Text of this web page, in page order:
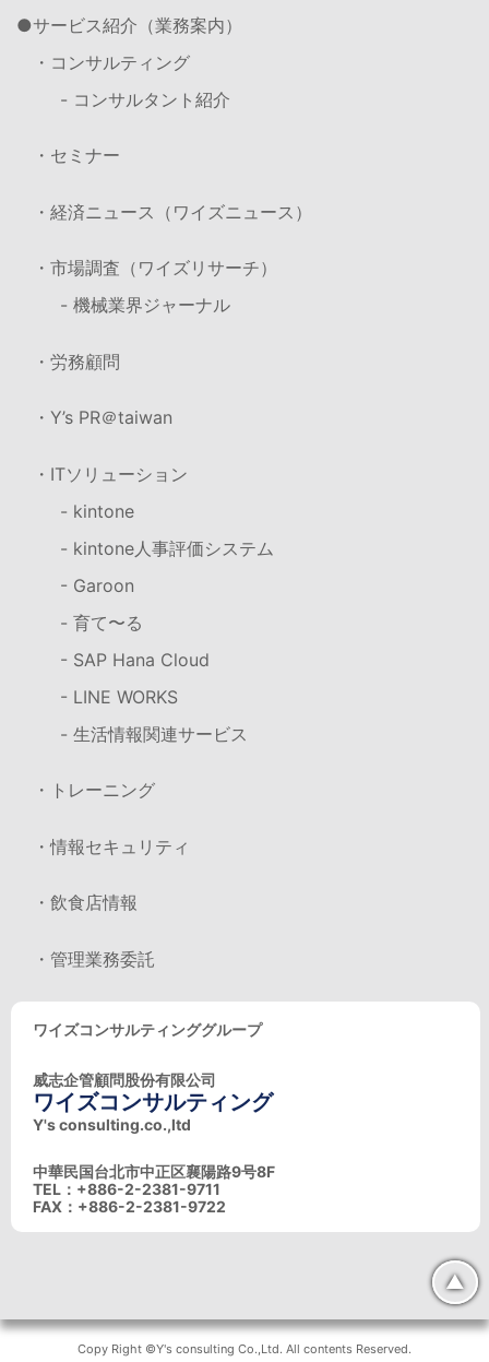
サービス紹介（業務案内）
・コンサルティング
- コンサルタント紹介
・セミナー
・経済ニュース（ワイズニュース）
・市場調査（ワイズリサーチ）
- 機械業界ジャーナル
・労務顧問
・Y’s PR＠taiwan
・ITソリューション
- kintone
- kintone人事評価システム
- Garoon
- 育て〜る
- SAP Hana Cloud
- LINE WORKS
- 生活情報関連サービス
・トレーニング
・情報セキュリティ
・飲食店情報
・管理業務委託
ワイズコンサルティンググループ
威志企管顧問股份有限公司
ワイズコンサルティング
Y's consulting.co.,ltd
中華民国台北市中正区襄陽路9号8F
TEL：+886-2-2381-9711
FAX：+886-2-2381-9722
▲
Copy Right ©Y's consulting Co.,Ltd. All contents Reserved.